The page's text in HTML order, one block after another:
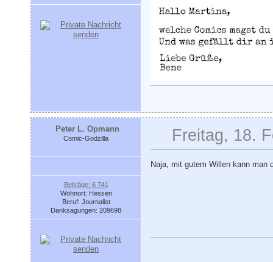
Peter L. Opmann
Comic-Godzilla
Beiträge: 6 741
Wohnort: Hessen
Beruf: Journalist
Danksagungen: 209698
Freitag, 18.
Naja, mit gutem Willen kann man